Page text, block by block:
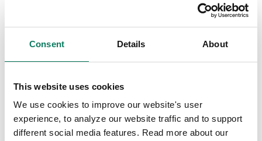
Consent Details About
This website uses cookies
We use cookies to improve our website's user
experience, to analyze our website traffic and to support
different social media features. Read more about our
endelige EPD-dokument er blevet gennemgået
og godkendt af en uafhængig verifikator.
Systemverificerede EPD'er opfylder ikke altid